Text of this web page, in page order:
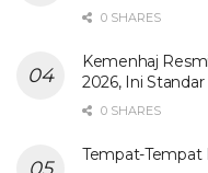
0 SHARES
Kemenhaj
2026, Ini
0 SHARES
Tempat-Tempat